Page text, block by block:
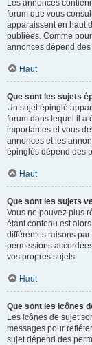
Les annonces
forum que vous
apparaissent en haut
publiées. Comme
annonces dépend
Haut
Que sont les sujets
Un sujet épinglé
forum dans lequel il a
importantes et vous
annonces et les
épinglés dépend des
Haut
Que sont les sujets
Vous ne pouvez plus
étant contenu est
différentes raisons
permissions
vos propres sujets.
Haut
Que sont les icônes
Les icônes de sujet
messages pour
sujet dépend des